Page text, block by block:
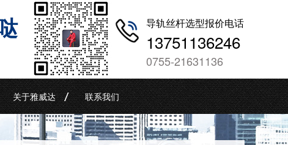
导轨丝杆选型报价电话
13751136246
0755-21631136
关于雅威达 联系我们